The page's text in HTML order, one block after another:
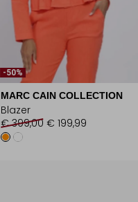
-50%
MARC CAIN COLLECTION
Blazer
€ 399,00 € 199,99